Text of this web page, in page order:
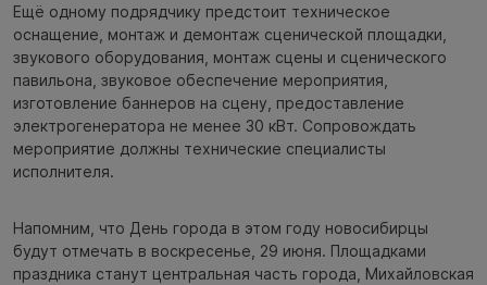
Ещё одному подрядчику предстоит техническое
оснащение, монтаж и демонтаж сценической площадки,
звукового оборудования, монтаж сцены и сценического
павильона, звуковое обеспечение мероприятия,
изготовление баннеров на сцену, предоставление
электрогенератора не менее 30 кВт. Сопровождать
мероприятие должны технические специалисты
исполнителя.
Напомним, что День города в этом году новосибирцы
будут отмечать в воскресенье, 29 июня. Площадками
праздника станут центральная часть города, Михайловская